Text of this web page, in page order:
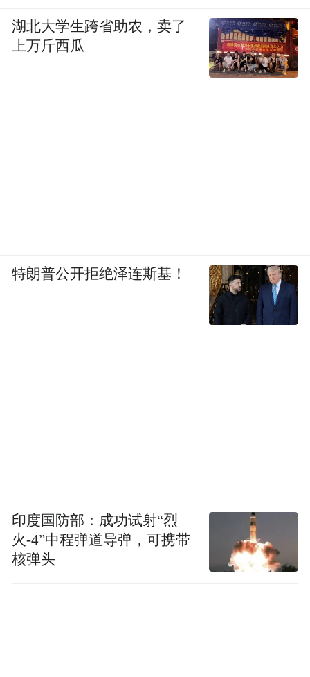
湖北大学生跨省助农，卖了
上万斤西瓜
特朗普公开拒绝泽连斯基！
印度国防部：成功试射“烈
火-4”中程弹道导弹，可携带
核弹头